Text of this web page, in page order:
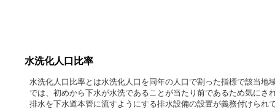
水洗化人口比率
水洗化人口比率とは水洗化人口を同年の人口で割った指標で該当
では、初めから下水が水洗であることが当たり前であるため気に
排水を下水道本管に流すようにする排水設備の設置が義務付けら